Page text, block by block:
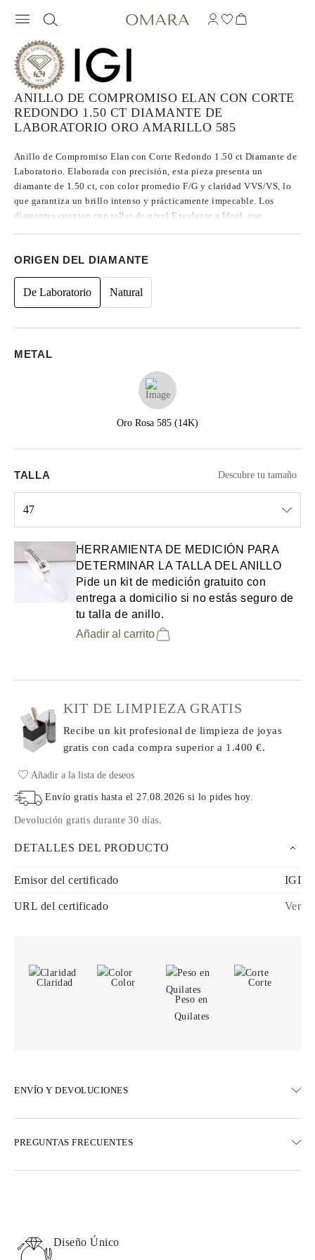
ANILLO DE COMPROMISO ELAN CON CORTE
REDONDO 1.50 CT DIAMANTE DE
LABORATORIO ORO AMARILLO 585
Anillo de Compromiso Elan con Corte Redondo 1.50 ct Diamante de
Laboratorio. Elaborada con precisión, esta pieza presenta un
diamante de 1.50 ct, con color promedio F/G y claridad VVS/VS, lo
que garantiza un brillo intenso y prácticamente impecable. Los
diamantes cuentan con tallas de nivel Excelente a Ideal, que
excepcional, además de no presentar fluorescencia.
ORIGEN DEL DIAMANTE
De Laboratorio Natural
METAL
Oro Rosa 585 (14K)
TALLA Descubre tu tamaño
47
HERRAMIENTA DE MEDICIÓN PARA
DETERMINAR LA TALLA DEL ANILLO
Pide un kit de medición gratuito con
entrega a domicilio si no estás seguro de
tu talla de anillo.
Añadir al carrito
KIT DE LIMPIEZA GRATIS
Recibe un kit profesional de limpieza de joyas
gratis con cada comprasuperior a 1.400 €.
Añadir a la lista de deseos
Envío gratis hasta el27.08.2026 si lo pides hoy.
Devolución gratis durante 30 días.
DETALLES DEL PRODUCTO
Emisor del certificado IGI
URL del certificado Ver
Claridad
Color
Peso en
Quilates
Corte
ENVÍO Y DEVOLUCIONES
Opciones de entrega exprés también están disponibles
Detalles sobre métodos de envío, costos y tiempos de entrega se
PREGUNTAS FRECUENTES
Diseño Único